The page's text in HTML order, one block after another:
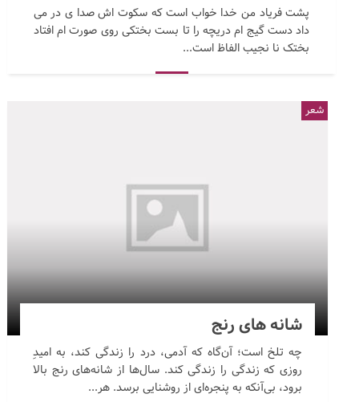
پشت فریاد من خدا خواب است که سکوت اش صدا ی در می
داد دست گیج ام دریچه را تا بست بختکی روی صورت ام افتاد
بختک نا نجیب الفاظ است...
شانه های رنج
چه تلخ است؛ آن‌گاه که آدمی، درد را زندگی کند، به امیدِ
روزی که زندگی را زندگی کند. سال‌ها از شانه‌های رنج بالا
برود، بی‌آنکه به پنجره‌ای از روشنایی برسد. هر...
شعر